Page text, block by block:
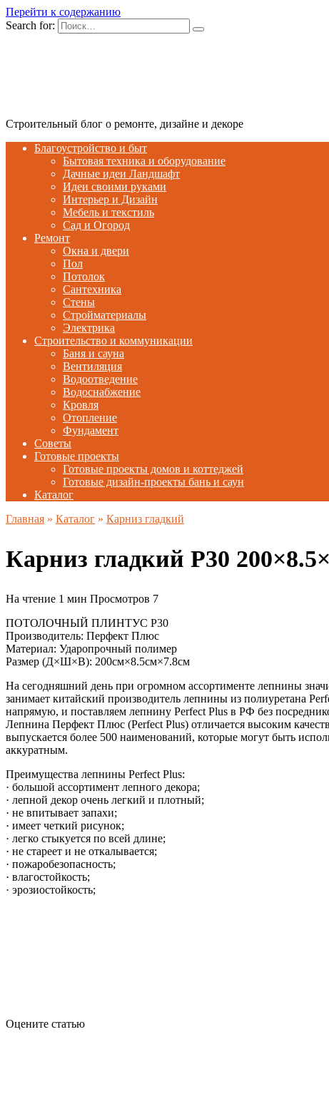
Перейти к содержанию
Search for:
Строительный блог о ремонте, дизайне и декоре
Благоустройство и быт
Бытовая техника и оборудование
Дачные идеи Ландшафт
Идеи своими руками
Интерьер и Дизайн
Мебель и текстиль
Сад и Огород
Ремонт
Окна и двери
Пол
Потолок
Сантехника
Стены
Стройматериалы
Электрика
Строительство и коммуникации
Баня и сауна
Вентиляция
Водоотведение
Водоснабжение
Кровля
Отопление
Фундамент
Советы
Готовые проекты
Готовые проекты домов и коттеджей
Готовые дизайн-проекты бань и саун
Каталог
Главная » Каталог » Карниз гладкий
Карниз гладкий P30
На чтение 1 мин Просмотров 7
ПОТОЛОЧНЫЙ ПЛИНТУС P30
Производитель: Перфект Плюс
Материал: Ударопрочный полимер
Размер (Д×Ш×В): 200см×8.5см×7.8см
На сегодняшний день при огромном ассортименте лепнины
занимает китайский производитель лепнины из полиуретана
напрямую, и поставляем лепнину Perfect Plus в РФ без
Лепнина Перфект Плюс (Perfect Plus) отличается высоким
выпускается более 500 наименований, которые могут быть
аккуратным.
Преимущества лепнины Perfect Plus:
· большой ассортимент лепного декора;
· лепной декор очень легкий и плотный;
· не впитывает запахи;
· имеет четкий рисунок;
· легко стыкуется по всей длине;
· не стареет и не откалывается;
· пожаробезопасность;
· влагостойкость;
· эрозиостойкость;
Оцените статью